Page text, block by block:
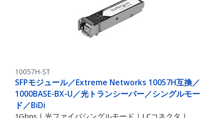
10057H-ST
SFPモジュール／Extreme Networks 10057H互換／
1000BASE-BX-U／光トランシーバー／シングルモー
ド／BiDi